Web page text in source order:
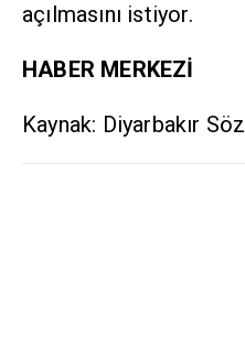
açılmasını istiyor.
HABER MERKEZİ
Kaynak: Diyarbakır Söz